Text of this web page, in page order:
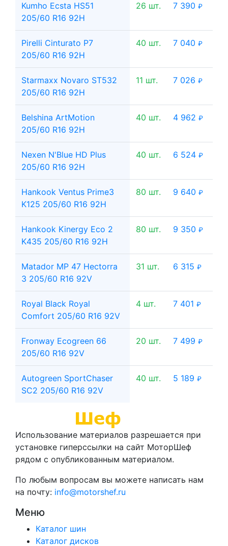
Kumho Ecsta HS51
205/60 R16 92H
26 шт. 7 390 ₽
Pirelli Cinturato P7
205/60 R16 92H
40 шт. 7 040 ₽
Starmaxx Novaro ST532
205/60 R16 92H
11 шт. 7 026 ₽
Belshina ArtMotion
205/60 R16 92H
40 шт. 4 962 ₽
Nexen N'Blue HD Plus
205/60 R16 92H
40 шт. 6 524 ₽
Hankook Ventus Prime3
K125 205/60 R16 92H
80 шт. 9 640 ₽
Hankook Kinergy Eco 2
K435 205/60 R16 92H
80 шт. 9 350 ₽
Matador MP 47 Hectorra
3 205/60 R16 92V
31 шт. 6 315 ₽
Royal Black Royal
Comfort 205/60 R16 92V
4 шт. 7 401 ₽
Fronway Ecogreen 66
205/60 R16 92V
20 шт. 7 499 ₽
Autogreen SportChaser
SC2 205/60 R16 92V
40 шт. 5 189 ₽
Использование материалов разрешается при
установке гиперссылки на сайт МоторШеф
рядом с опубликованным материалом.
По любым вопросам вы можете написать нам
на почту: info@motorshef.ru
Меню
Каталог шин
Каталог дисков